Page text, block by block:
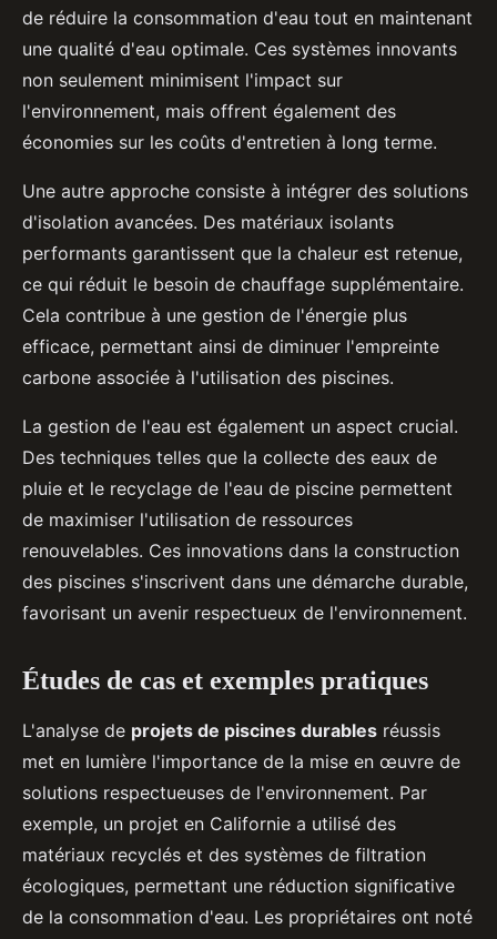
de réduire la consommation d'eau tout en maintenant
une qualité d'eau optimale. Ces systèmes innovants
non seulement minimisent l'impact sur
l'environnement, mais offrent également des
économies sur les coûts d'entretien à long terme.
Une autre approche consiste à intégrer des solutions
d'isolation avancées. Des matériaux isolants
performants garantissent que la chaleur est retenue,
ce qui réduit le besoin de chauffage supplémentaire.
Cela contribue à une gestion de l'énergie plus
efficace, permettant ainsi de diminuer l'empreinte
carbone associée à l'utilisation des piscines.
La gestion de l'eau est également un aspect crucial.
Des techniques telles que la collecte des eaux de
pluie et le recyclage de l'eau de piscine permettent
de maximiser l'utilisation de ressources
renouvelables. Ces innovations dans la construction
des piscines s'inscrivent dans une démarche durable,
favorisant un avenir respectueux de l'environnement.
Études de cas et exemples pratiques
L'analyse de projets de piscines durables réussis
met en lumière l'importance de la mise en œuvre de
solutions respectueuses de l'environnement. Par
exemple, un projet en Californie a utilisé des
matériaux recyclés et des systèmes de filtration
écologiques, permettant une réduction significative
de la consommation d'eau. Les propriétaires ont noté